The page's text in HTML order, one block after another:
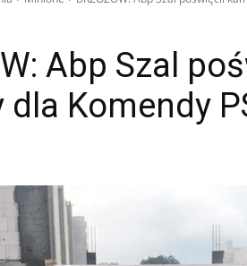
Abp Szal
Komendy